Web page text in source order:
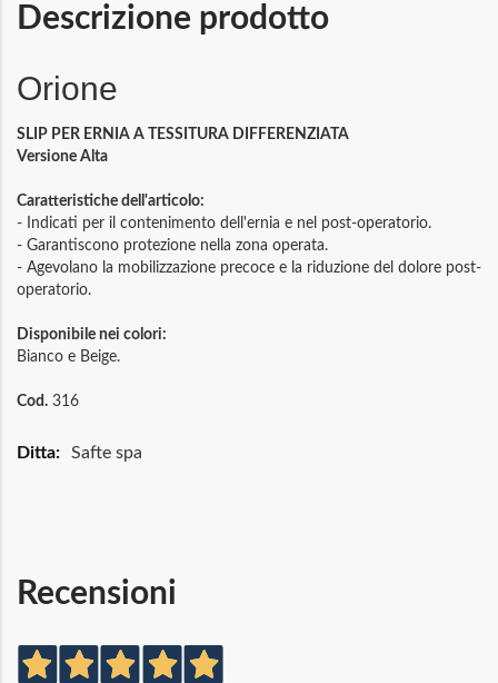
Descrizione prodotto
Orione
SLIP PER ERNIA A TESSITURA DIFFERENZIATA
Versione Alta
Caratteristiche dell'articolo:
- Indicati per il contenimento dell'ernia e nel post-operatorio.
- Garantiscono protezione nella zona operata.
- Agevolano la mobilizzazione precoce e la riduzione del dolore post-
operatorio.
Disponibile nei colori:
Bianco e Beige.
Cod. 316
MaggioriSafte spa
Recensioni